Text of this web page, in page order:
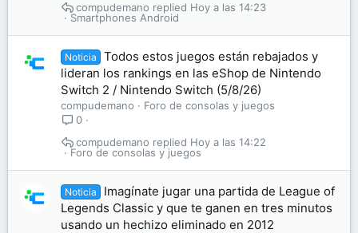
Smartphones Android
Hoy a las 14:23
compudemano
Noticia
Todos estos juegos están rebajados y
lideran los rankings en las eShop de Nintendo
Switch 2 / Nintendo Switch (5/8/26)
compudemano
Foro de consolas y juegos
0
Foro de consolas y juegos
Hoy a las 14:22
compudemano
Noticia
Imagínate jugar una partida de League of
Legends Classic y que te ganen en tres minutos
usando un hechizo eliminado en 2012